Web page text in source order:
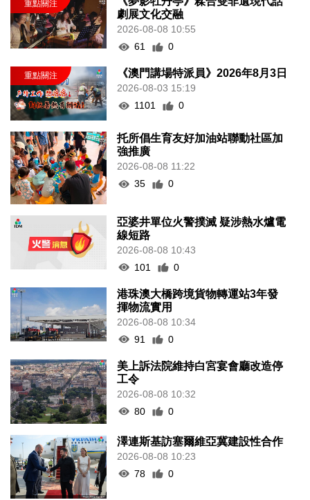
劇展文化交融
2026-08-08 10:55
61
0
《澳門講場特派員》2026年8月3日
2026-08-03 15:19
1101
0
托所倡生育友好加油站聯動社區加
強推廣
2026-08-08 11:22
35
0
亞婆井單位火警撲滅 疑涉熱水爐電
線短路
2026-08-08 10:43
101
0
港珠澳大橋跨境貨物轉運站3年發
揮物流實用
2026-08-08 10:34
91
0
美上訴法院維持白宮宴會廳改造停
工令
2026-08-08 10:32
80
0
澤連斯基訪塞爾維亞冀建設性合作
2026-08-08 10:23
78
0